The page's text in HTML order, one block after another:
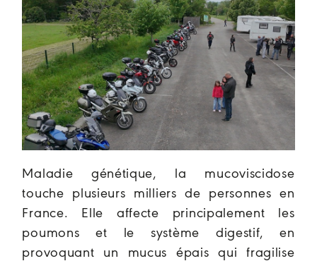
Maladie génétique, la mucoviscidose
touche plusieurs milliers de personnes en
France. Elle affecte principalement les
poumons et le système digestif, en
provoquant un mucus épais qui fragilise